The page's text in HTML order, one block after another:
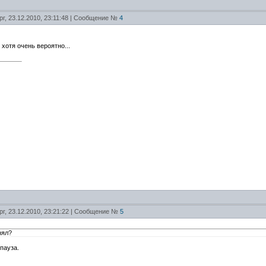
23.12.2010, 23:11:48 | Сообщение № 4
очень вероятно...
23.12.2010, 23:21:22 | Сообщение № 5